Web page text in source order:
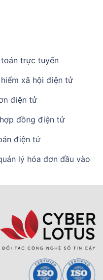
trực tuyến
xã hội điện tử
điện tử
đồng điện tử
điện tử
lý hóa đơn đầu vào